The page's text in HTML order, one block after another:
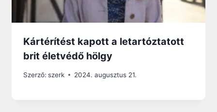
Kártérítést kapott a letartóztatott
brit életvédő hölgy
Szerző: szerk 2024. augusztus 21.